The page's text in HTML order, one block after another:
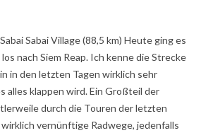
Sabai Village (88,5 km) Heute ging es
nach Siem Reap. Ich kenne die Strecke
in den letzten Tagen wirklich sehr
alles klappen wird. Ein Großteil der
durch die Touren der letzten
vernünftige Radwege, jedenfalls